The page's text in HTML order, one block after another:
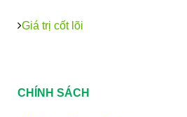
Giá trị cốt lõi
CHÍNH SÁCH